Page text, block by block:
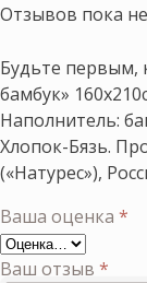
Отзывов пока
Будьте первым,
бамбук»
Наполнитель:
Хлопок-Бязь.
(«Натурес»),
Ваша оценка *
Ваш отзыв *